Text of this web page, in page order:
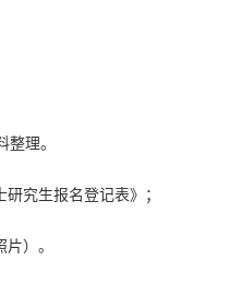
理。
究生报名登记表》；
）。